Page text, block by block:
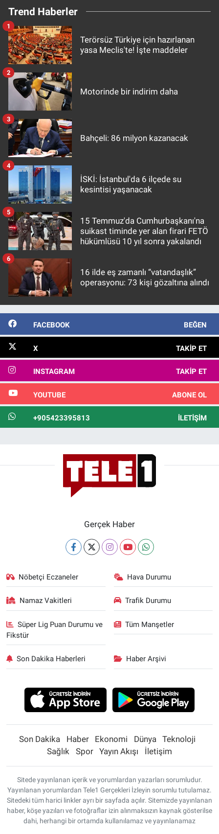
Trend Haberler
Terörsüz Türkiye için hazırlanan
yasa Meclis'te! İşte maddeler
1
Motorinde bir indirim daha
2
Bahçeli: 86 milyon kazanacak
3
İSKİ: İstanbul'da 6 ilçede su
kesintisi yaşanacak
4
15 Temmuz'da Cumhurbaşkanı'na
suikast timinde yer alan firari FETÖ
hükümlüsü 10 yıl sonra yakalandı
5
16 ilde eş zamanlı “vatandaşlık”
operasyonu: 73 kişi gözaltına alındı
6
FACEBOOK BEĞEN
X TAKIP ET
INSTAGRAM TAKIP ET
YOUTUBE ABONE OL
+905423395813 İLETIŞIM
Gerçek Haber
Nöbetçi Eczaneler Hava Durumu
Namaz Vakitleri Trafik Durumu
Süper Lig Puan Durumu ve
Fikstür
Tüm Manşetler
Son Dakika Haberleri Haber Arşivi
Son Dakika Haber Ekonomi Dünya
Teknoloji
Sağlık
Spor Yayın Akışı İletişim
Sitede yayınlanan içerik ve yorumlardan yazarları sorumludur.
Yayınlanan yorumlardan Tele1 Gerçekleri İzleyin sorumlu tutulamaz.
Sitedeki tüm harici linkler ayrı bir sayfada açılır. Sitemizde yayınlanan
haber, köşe yazıları ve fotoğraflar izin alınmaksızın kaynak gösterilse
dahi, herhangi bir ortamda kullanılamaz ve yayınlanamaz